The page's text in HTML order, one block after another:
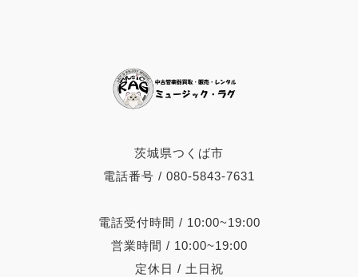
茨城県つくば市
電話番号 / 080-5843-7631
電話受付時間 / 10:00~19:00
営業時間 / 10:00~19:00
定休日 / 土日祝